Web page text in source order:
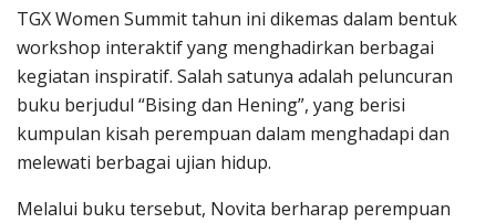
TGX Women Summit tahun ini dikemas dalam bentuk
workshop interaktif yang menghadirkan berbagai
kegiatan inspiratif. Salah satunya adalah peluncuran
buku berjudul “Bising dan Hening”, yang berisi
kumpulan kisah perempuan dalam menghadapi dan
melewati berbagai ujian hidup.
Melalui buku tersebut, Novita berharap perempuan